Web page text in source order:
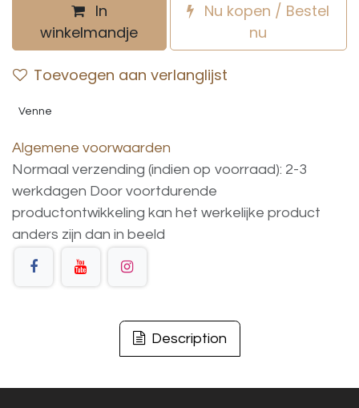
In
winkelmandje
Nu kopen / Bestel
nu
Toevoegen aan verlanglijst
Venne
Algemene voorwaarden
Normaal verzending (indien op voorraad): 2-3
werkdagen Door voortdurende
productontwikkeling kan het werkelijke product
anders zijn dan in beeld
Description